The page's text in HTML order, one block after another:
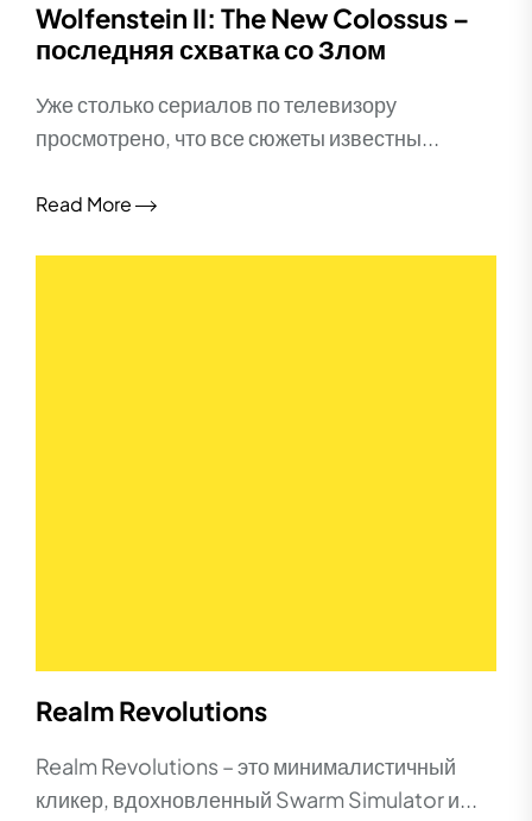
Wolfenstein II: The New Colossus –
последняя схватка со Злом
Уже столько сериалов по телевизору
просмотрено, что все сюжеты известны...
Read More
Realm Revolutions
Realm Revolutions – это минималистичный
кликер, вдохновленный Swarm Simulator и...